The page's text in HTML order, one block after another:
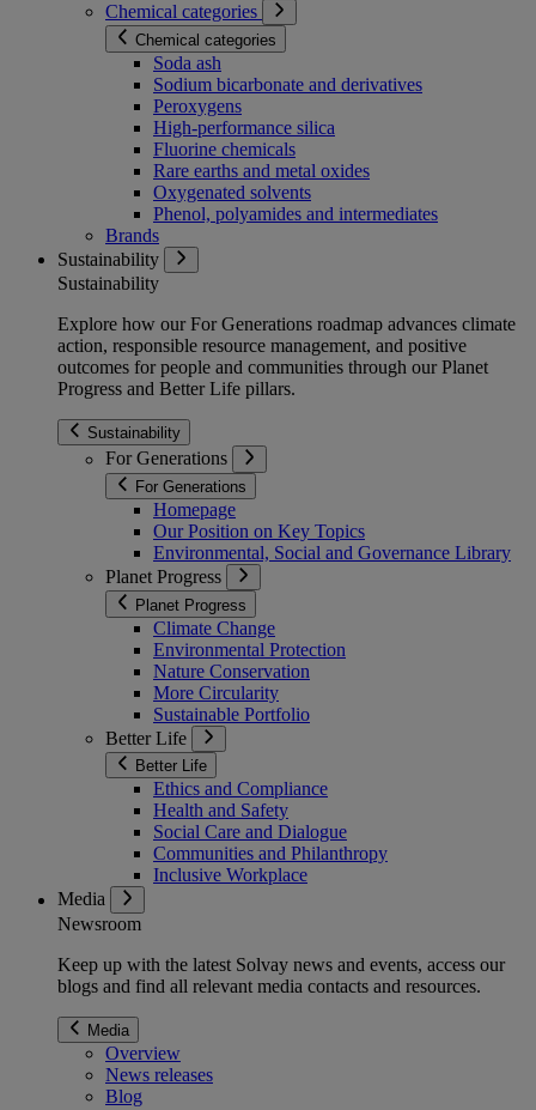
Chemical categories
Chemical categories
Soda ash
Sodium bicarbonate and derivatives
Peroxygens
High-performance silica
Fluorine chemicals
Rare earths and metal oxides
Oxygenated solvents
Phenol, polyamides and intermediates
Brands
Sustainability
Sustainability
Explore how our For Generations roadmap advances climate
action, responsible resource management, and positive
outcomes for people and communities through our Planet
Progress and Better Life pillars.
Sustainability
For Generations
For Generations
Homepage
Our Position on Key Topics
Environmental, Social and Governance Library
Planet Progress
Planet Progress
Climate Change
Environmental Protection
Nature Conservation
More Circularity
Sustainable Portfolio
Better Life
Better Life
Ethics and Compliance
Health and Safety
Social Care and Dialogue
Communities and Philanthropy
Inclusive Workplace
Media
Newsroom
Keep up with the latest Solvay news and events, access our
blogs and find all relevant media contacts and resources.
Media
Overview
News releases
Blog